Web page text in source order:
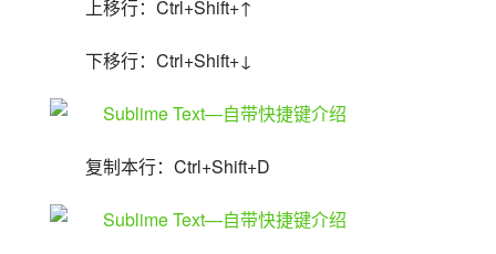
上移行：Ctrl+Shift+↑
下移行：Ctrl+Shift+↓
复制本行：Ctrl+Shift+D